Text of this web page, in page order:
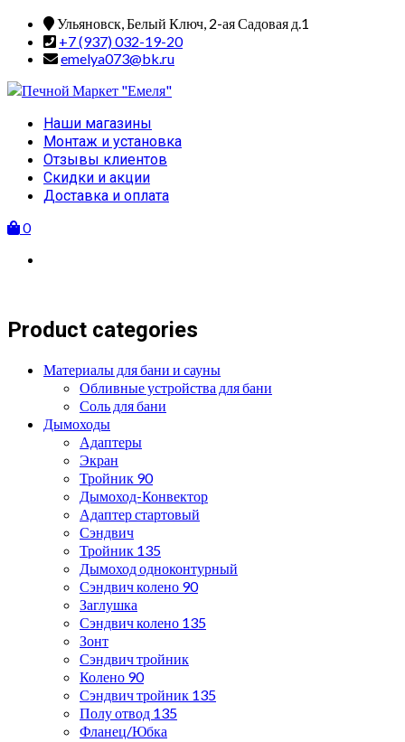
Skip
content
Ульяновск, Белый Ключ, 2-ая Садовая д.1
+7 (937) 032-19-20
emelya073@bk.ru
Primary
Menu
Наши магазины
Монтаж и установка
Отзывы клиентов
Скидки и акции
Доставка и оплата
0
Product categories
Материалы для бани и сауны
Обливные устройства для бани
Соль для бани
Дымоходы
Адаптеры
Экран
Тройник 90
Дымоход-Конвектор
Адаптер стартовый
Сэндвич
Тройник 135
Дымоход одноконтурный
Сэндвич колено 90
Заглушка
Сэндвич колено 135
Зонт
Сэндвич тройник
Колено 90
Сэндвич тройник 135
Полу отвод 135
Фланец/Юбка